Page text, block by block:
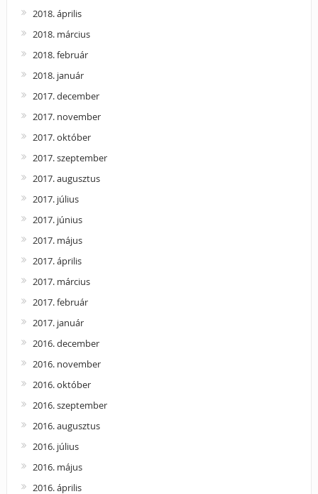
2018. április
2018. március
2018. február
2018. január
2017. december
2017. november
2017. október
2017. szeptember
2017. augusztus
2017. július
2017. június
2017. május
2017. április
2017. március
2017. február
2017. január
2016. december
2016. november
2016. október
2016. szeptember
2016. augusztus
2016. július
2016. május
2016. április